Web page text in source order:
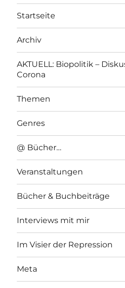
Startseite
Archiv
AKTUELL: Biopolitik –
Corona
Themen
Genres
@ Bücher…
Veranstaltungen
Bücher & Buchbeiträge
Interviews mit mir
Im Visier der Repression
Meta